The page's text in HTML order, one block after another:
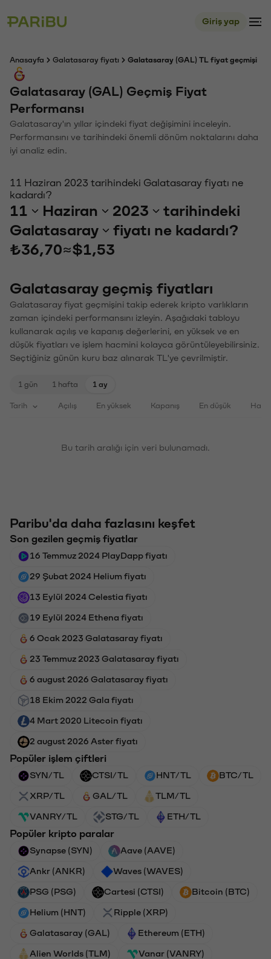
Giriş yap
Anasayfa Galatasaray fiyatı Galatasaray (GAL) TL fiyat geçmişi
Galatasaray (GAL) Geçmiş Fiyat
Performansı
Galatasaray'ın yıllar içindeki fiyat değişimini inceleyin.
Performansını ve tarihindeki önemli dönüm noktalarını daha
iyi analiz edin.
11 Haziran 2023 tarihindeki Galatasaray fiyatı ne
kadardı?
11 Haziran 2023
tarihindeki
Galatasaray
fiyatı ne kadardı?
₺36,70≈$1,53
Galatasaray geçmiş fiyatları
Galatasaray fiyat geçmişini takip ederek kripto varlıkların
zaman içindeki performansını izleyin. Aşağıdaki tabloyu
kullanarak açılış ve kapanış değerlerini, en yüksek ve en
düşük fiyatları ve işlem hacmini kolayca görüntüleyebilirsiniz.
Seçtiğiniz günün kuru baz alınarak TL'ye çevrilmiştir.
1 gün 1 hafta 1 ay
Tarih Açılış En yüksek Kapanış En düşük
Bu tarih aralığı için veri bulunamadı.
Paribu'da daha fazlasını keşfet
Son gezilen geçmiş fiyatlar
16 Temmuz 2024 PlayDapp fiyatı
29 Şubat 2024 Helium fiyatı
13 Eylül 2024 Celestia fiyatı
19 Eylül 2024 Ethena fiyatı
6 Ocak 2023 Galatasaray fiyatı
23 Temmuz 2023 Galatasaray fiyatı
6 august 2026 Galatasaray fiyatı
18 Ekim 2022 Gala fiyatı
4 Mart 2020 Litecoin fiyatı
2 august 2026 Aster fiyatı
Popüler işlem çiftleri
SYN/TL CTSI/TL HNT/TL BTC/TL
XRP/TL GAL/TL TLM/TL
VANRY/TL STG/TL ETH/TL
Popüler kripto paralar
Synapse (SYN) Aave (AAVE)
Ankr (ANKR) Waves (WAVES)
PSG (PSG) Cartesi (CTSI) Bitcoin (BTC)
Helium (HNT) Ripple (XRP)
Galatasaray (GAL) Ethereum (ETH)
Alien Worlds (TLM) Vanar (VANRY)